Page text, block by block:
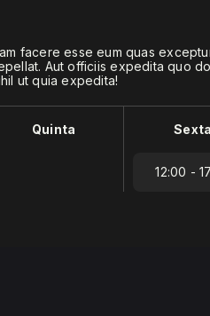
facere esse eum quas
Aut officiis expedita quo
ut quia expedita!
Quinta Sexta
12:00 -